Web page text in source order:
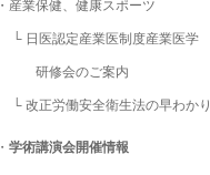
・ 産業保健、健康スポーツ
└ 日医認定産業医制度産業医学
研修会のご案内
└ 改正労働安全衛生法の早わかり
・ 学術講演会開催情報